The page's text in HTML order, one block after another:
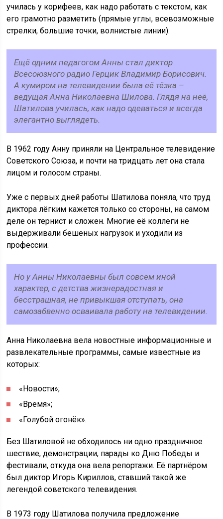
училась у корифеев, как надо работать с текстом, как
его грамотно разметить (прямые углы, всевозможные
стрелки, большие точки, волнистые линии).
Ещё одним педагогом Анны стал диктор
Всесоюзного радио Герцик Владимир Борисович.
А кумиром на телевидении была её тёзка –
ведущая Анна Николаевна Шилова. Глядя на неё,
Шатилова училась, как надо одеваться и всегда
элегантно выглядеть.
В 1962 году Анну приняли на Центральное телевидение
Советского Союза, и почти на тридцать лет она стала
лицом и голосом страны.
Уже с первых дней работы Шатилова поняла, что труд
диктора лёгким кажется только со стороны, на самом
деле он тернист и сложен. Многие её коллеги не
выдерживали бешеных нагрузок и уходили из
профессии.
Но у Анны Николаевны был совсем иной
характер, с детства жизнерадостная и
бесстрашная, не привыкшая отступать, она
самозабвенно осваивала работу на телевидении.
Анна Николаевна вела новостные информационные и
развлекательные программы, самые известные из
которых:
«Новости»;
«Время»;
«Голубой огонёк».
Без Шатиловой не обходилось ни одно праздничное
шествие, демонстрации, парады ко Дню Победы и
фестивали, откуда она вела репортажи. Её партнёром
был диктор Игорь Кириллов, ставший такой же
легендой советского телевидения.
В 1973 году Шатилова получила предложение